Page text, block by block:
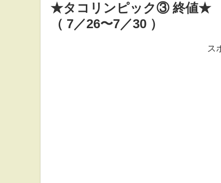
★タコリンピック③ 終値★
（ 7／26〜7／30 ）
ス